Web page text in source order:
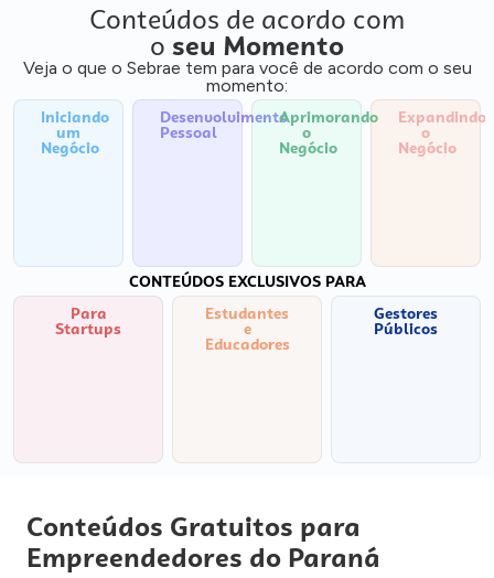
Conteúdos de acordo com
o seu Momento
Veja o que o Sebrae tem para você de acordo com o seu
momento:
Iniciando
um
Negócio
Desenvolvimento
Pessoal
Aprimorando
o
Negócio
Expandindo
o
Negócio
CONTEÚDOS EXCLUSIVOS PARA
Para
Startups
Estudantes
e
Educadores
Gestores
Públicos
Conteúdos Gratuitos para
Empreendedores do Paraná